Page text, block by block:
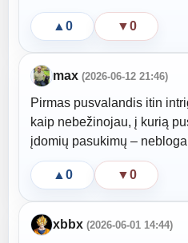
▲ 0 ▼0
max (2026-06-12 21:46)
Pirmas pusvalandis itin
kaip nebežinojau, į kurią
įdomių pasukimų –
▲ 0 ▼0
xbbx (2026-06-01 14:44)